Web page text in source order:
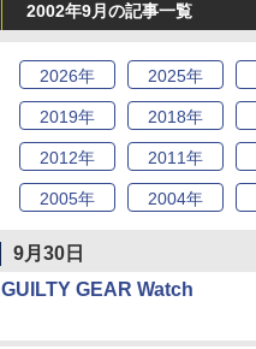
2002年9月の記事一覧
2026年 2025年
2019年 2018年
2012年 2011年
2005年 2004年
9月30日
GUILTY GEAR Watch